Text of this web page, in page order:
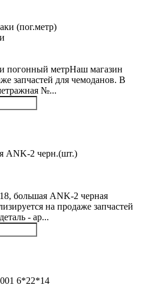
погонный метрНаш магазин
запчастей для чемоданов. В
№...
большая ANK-2 черная
на продаже запчастей
- ар...